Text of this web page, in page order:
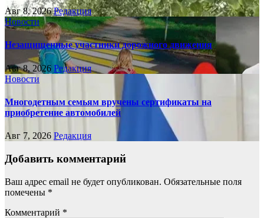
Авг 8, 2026Редакция
Новости
Незащищенные участники дорожного движения
Авг 8, 2026 Редакция
Новости
Многодетным семьям вручены сертификаты на
приобретение автомобилей
Авг 7, 2026 Редакция
Добавить комментарий
Ваш адрес email не будет опубликован. Обязательные поля
помечены *
Комментарий *